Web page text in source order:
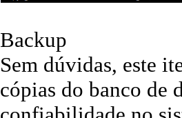
Backup
Sem dúvidas, este
cópias do banco de